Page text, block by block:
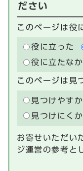
ださい
このページは役
役に立った
役に立たな
このページは見
見つけやす
見つけにく
お寄せいただい
ジ運営の参考と